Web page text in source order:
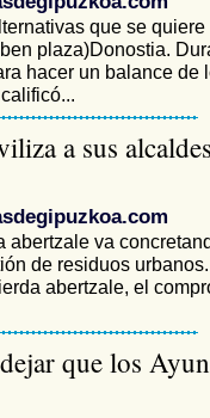
que se
plaza)Donostia.
hacer un balance de
a sus
va
de residuos
abertzale, el
que los